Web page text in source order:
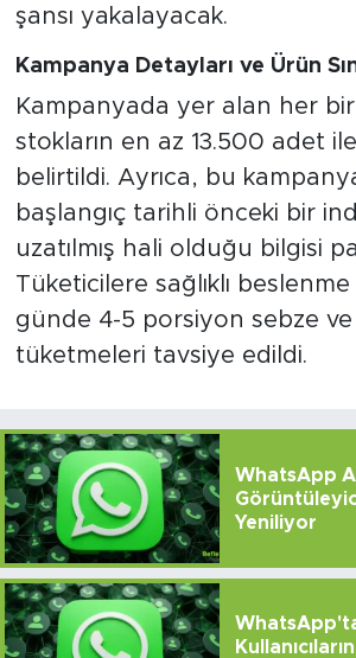
şansı yakalayacak.
Kampanya Detayları ve Ürün
Kampanyada yer alan her
stokların en az 13.500 adet ile
belirtildi. Ayrıca, bu
başlangıç tarihli önceki bir
uzatılmış hali olduğu bilgisi
Tüketicilere sağlıklı
günde 4-5 porsiyon sebze
tüketmeleri tavsiye edildi.
WhatsApp
Yeniliyor